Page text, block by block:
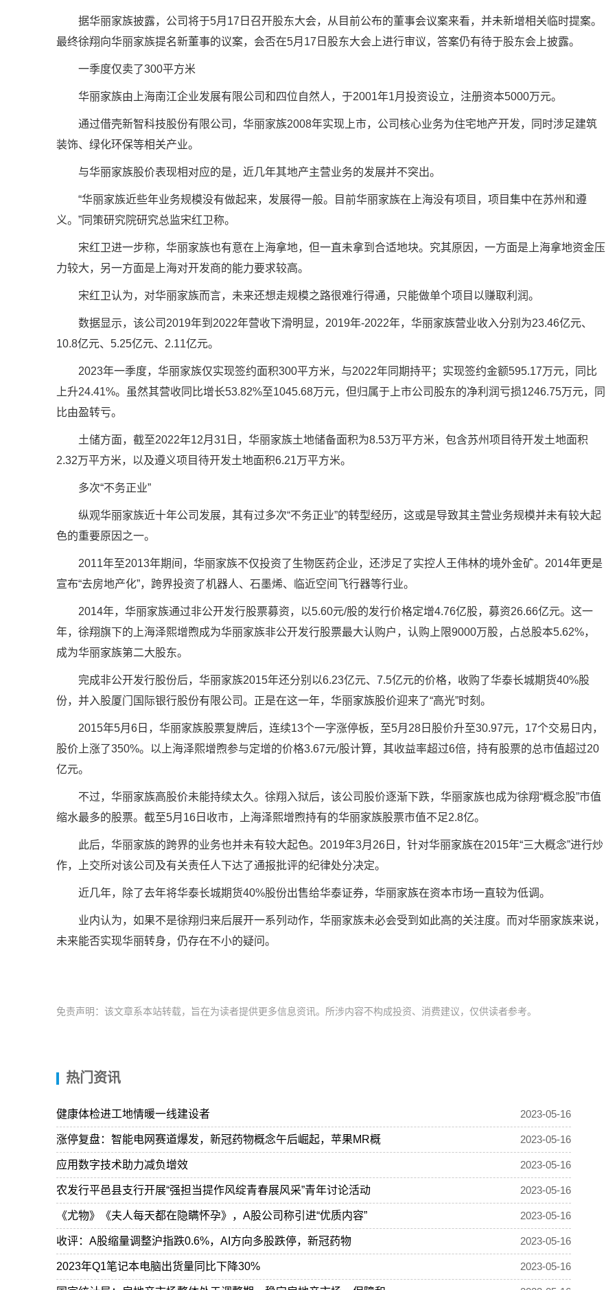
据华丽家族披露，公司将于5月17日召开股东大会，从目前公布的董事会议案来看，并未新增相关临时提案。
最终徐翔向华丽家族提名新董事的议案，会否在5月17日股东大会上进行审议，答案仍有待于股东会上披露。
一季度仅卖了300平方米
华丽家族由上海南江企业发展有限公司和四位自然人，于2001年1月投资设立，注册资本5000万元。
通过借壳新智科技股份有限公司，华丽家族2008年实现上市，公司核心业务为住宅地产开发，同时涉足建筑
装饰、绿化环保等相关产业。
与华丽家族股价表现相对应的是，近几年其地产主营业务的发展并不突出。
“华丽家族近些年业务规模没有做起来，发展得一般。目前华丽家族在上海没有项目，项目集中在苏州和遵
义。”同策研究院研究总监宋红卫称。
宋红卫进一步称，华丽家族也有意在上海拿地，但一直未拿到合适地块。究其原因，一方面是上海拿地资金压
力较大，另一方面是上海对开发商的能力要求较高。
宋红卫认为，对华丽家族而言，未来还想走规模之路很难行得通，只能做单个项目以赚取利润。
数据显示，该公司2019年到2022年营收下滑明显，2019年-2022年，华丽家族营业收入分别为23.46亿元、
10.8亿元、5.25亿元、2.11亿元。
2023年一季度，华丽家族仅实现签约面积300平方米，与2022年同期持平；实现签约金额595.17万元，同比
上升24.41%。虽然其营收同比增长53.82%至1045.68万元，但归属于上市公司股东的净利润亏损1246.75万元，同
比由盈转亏。
土储方面，截至2022年12月31日，华丽家族土地储备面积为8.53万平方米，包含苏州项目待开发土地面积
2.32万平方米，以及遵义项目待开发土地面积6.21万平方米。
多次“不务正业”
纵观华丽家族近十年公司发展，其有过多次“不务正业”的转型经历，这或是导致其主营业务规模并未有较大起
色的重要原因之一。
2011年至2013年期间，华丽家族不仅投资了生物医药企业，还涉足了实控人王伟林的境外金矿。2014年更是
宣布“去房地产化”，跨界投资了机器人、石墨烯、临近空间飞行器等行业。
2014年，华丽家族通过非公开发行股票募资，以5.60元/股的发行价格定增4.76亿股，募资26.66亿元。这一
年，徐翔旗下的上海泽熙增煦成为华丽家族非公开发行股票最大认购户，认购上限9000万股，占总股本5.62%，
成为华丽家族第二大股东。
完成非公开发行股份后，华丽家族2015年还分别以6.23亿元、7.5亿元的价格，收购了华泰长城期货40%股
份，并入股厦门国际银行股份有限公司。正是在这一年，华丽家族股价迎来了“高光”时刻。
2015年5月6日，华丽家族股票复牌后，连续13个一字涨停板，至5月28日股价升至30.97元，17个交易日内，
股价上涨了350%。以上海泽熙增煦参与定增的价格3.67元/股计算，其收益率超过6倍，持有股票的总市值超过20
亿元。
不过，华丽家族高股价未能持续太久。徐翔入狱后，该公司股价逐渐下跌，华丽家族也成为徐翔“概念股”市值
缩水最多的股票。截至5月16日收市，上海泽熙增煦持有的华丽家族股票市值不足2.8亿。
此后，华丽家族的跨界的业务也并未有较大起色。2019年3月26日，针对华丽家族在2015年“三大概念”进行炒
作，上交所对该公司及有关责任人下达了通报批评的纪律处分决定。
近几年，除了去年将华泰长城期货40%股份出售给华泰证券，华丽家族在资本市场一直较为低调。
业内认为，如果不是徐翔归来后展开一系列动作，华丽家族未必会受到如此高的关注度。而对华丽家族来说，
未来能否实现华丽转身，仍存在不小的疑问。
免责声明：该文章系本站转载，旨在为读者提供更多信息资讯。所涉内容不构成投资、消费建议，仅供读者参考。
热门资讯
健康体检进工地情暖一线建设者 2023-05-16
涨停复盘：智能电网赛道爆发，新冠药物概念午后崛起，苹果MR概 2023-05-16
应用数字技术助力减负增效 2023-05-16
农发行平邑县支行开展“强担当提作风绽青春展风采”青年讨论活动 2023-05-16
《尤物》《夫人每天都在隐瞒怀孕》，A股公司称引进“优质内容” 2023-05-16
收评：A股缩量调整沪指跌0.6%，AI方向多股跌停，新冠药物 2023-05-16
2023年Q1笔记本电脑出货量同比下降30% 2023-05-16